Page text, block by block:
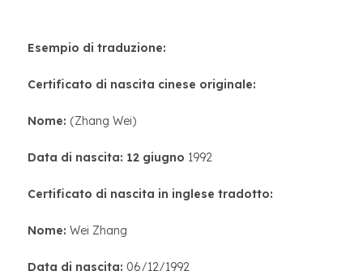
Esempio di traduzione:
Certificato di nascita cinese originale:
Nome: (Zhang Wei)
Data di nascita: 12 giugno 1992
Certificato di nascita in inglese tradotto:
Nome: Wei Zhang
Data di nascita: 06/12/1992